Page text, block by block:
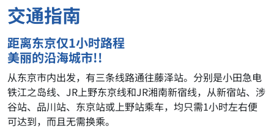
交通指南
距离东京仅1小时路程
美丽的沿海城市!!
从东京市内出发，有三条线路通往藤泽站。分别是小田急电
铁江之岛线、JR上野东京线和JR湘南新宿线，从新宿站、涉
谷站、品川站、东京站或上野站乘车，均只需1小时左右便
可达到，而且无需换乘。